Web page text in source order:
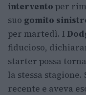
intervento per
suo gomito
per martedì. I
fiducioso,
starter possa
la stessa
recente e aveva